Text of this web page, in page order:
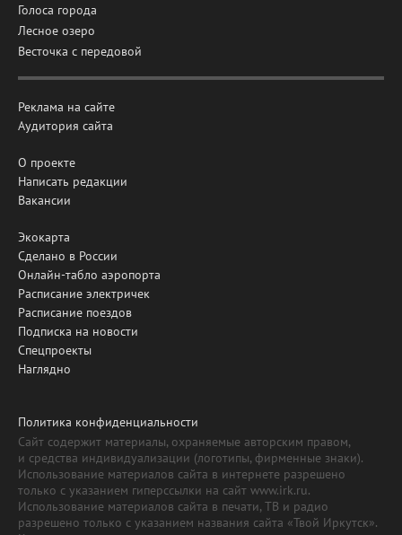
Голоса города
Лесное озеро
Весточка с передовой
Реклама на сайте
Аудитория сайта
О проекте
Написать редакции
Вакансии
Экокарта
Сделано в России
Онлайн-табло аэропорта
Расписание электричек
Расписание поездов
Подписка на новости
Спецпроекты
Наглядно
Политика конфиденциальности
Сайт содержит материалы, охраняемые авторским правом,
и средства индивидуализации (логотипы, фирменные знаки).
Использование материалов сайта в интернете разрешено
только с указанием гиперссылки на сайт www.irk.ru.
Использование материалов сайта в печати, ТВ и радио
разрешено только с указанием названия сайта «Твой Иркутск».